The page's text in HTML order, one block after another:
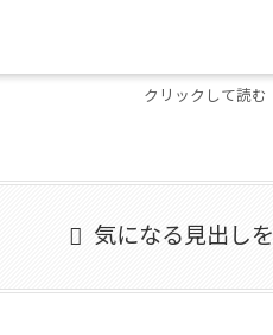
クリックして読む
気になる見出し